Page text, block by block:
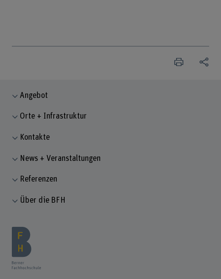
Angebot
Orte + Infrastruktur
Kontakte
News + Veranstaltungen
Referenzen
Über die BFH